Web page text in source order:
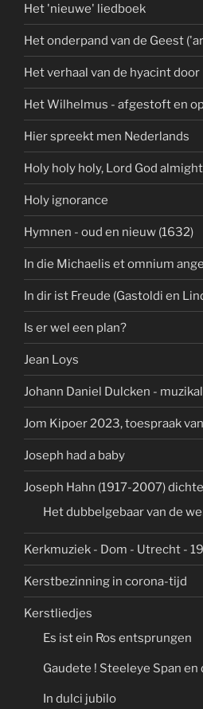
Het 'nieuwe' liedboek
Het onderpand van de Geest
Het verhaal van de hyacint
Het Wilhelmus - afgestoft en
Hier spreekt men Nederlands
Holy holy holy, Lord God
Holy ignorance
Hymnen - oud en nieuw (1632)
In die Michaelis et omnium
In dir ist Freude (Gastoldi en
Is er wel een plan?
Jean Loys
Johann Daniel Dulcken -
Jom Kipoer 2023, toespraak
Joseph had a baby
Joseph Hahn (1917-2007)
Het dubbelgebaar van de
Kerkmuziek - Dom - Utrecht -
Kerstbezinning in corona-tijd
Kerstliedjes
Es ist ein Ros entsprungen
Gaudete ! Steeleye Span
In dulci jubilo